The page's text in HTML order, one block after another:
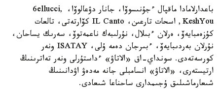
باعدارلامادا ماقپال ءجۇنىسوۆا، جانار دۋعالوۆا، 6ellucci,
KeshYou, اسحات تارعىن، IL Canto كۆارتەتى، تالعات
كۇزەمبايەۆ، ەرلان ءبىلال، نۇرلىبەك ناعمەتوۆ، سەرىك يساحان،
نۇرلان بەردىبايەۆ، ءبىرجان دەمە ۇلى، ISATAY ونەر
كورسەتەدى. سونداي-اق «الاتاۋ» ءداستۇرلى ونەر تەاترىنىڭ
ارتيستەرى، «الاتاۋ» انسامبلى جانە مەدەۋ اۋدانىنىڭ
شىعارماشىلىق ۇجىمدارى ساحناعا شىعادى.